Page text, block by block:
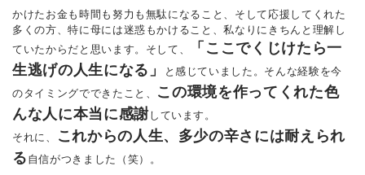
かけたお金も時間も努力も無駄になること、そして応援してくれた
多くの方、特に母には迷惑もかけること、私なりにきちんと理解し
ていたからだと思います。そして、
「ここでくじけたら一
生逃げの人生になる」
と感じていました。そんな経験を今
のタイミングでできたこと、
この環境を作ってくれた色
んな人に本当に感謝しています。
それに、
これからの人生、多少の辛さには耐えられ
る 自信がつきました（笑）。